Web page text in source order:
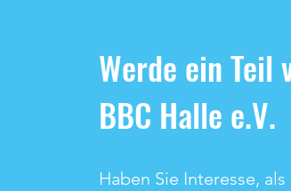
Werde ein Teil
BBC Halle e.V.
Haben Sie Interesse,